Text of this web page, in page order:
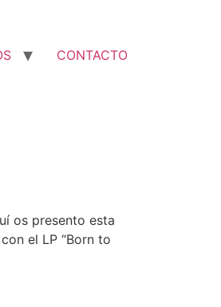
CONTACTO
os presento esta
el LP “Born to